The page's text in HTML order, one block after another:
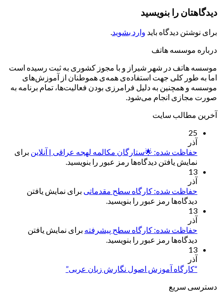
دیدگاهتان را بنویسید
برای نوشتن دیدگاه باید وارد بشوید.
درباره موسسه هاتف
موسسه هاتف در شهر شیراز و با مجوز کشوری به ثبت رسیده است
اما به طور کلی جهت استفاده‌ی همه‌ی هموطنان از آموزش‌های
موسسه و همچنین به دلیل فرامرزی بودن فعالیت‌ها، تمام برنامه به
صورت مجازی انجام می‌شود.
آخرین مطالب سایت
25
آذر
حفاظت شده: 🌟ستارگان مکالمه لهجه عراقی | آنلاین برای
نمایش یافتن دیدگاه‌ها رمز عبور را بنویسید.
13
آذر
حفاظت شده: کارگاه سطح مقدماتی برای نمایش یافتن
دیدگاه‌ها رمز عبور را بنویسید.
13
آذر
حفاظت شده: کارگاه سطح پیشرفته برای نمایش یافتن
دیدگاه‌ها رمز عبور را بنویسید.
13
آذر
“کارگاه آموزش اصول نگارش زبان عربی”
دسترسی سریع